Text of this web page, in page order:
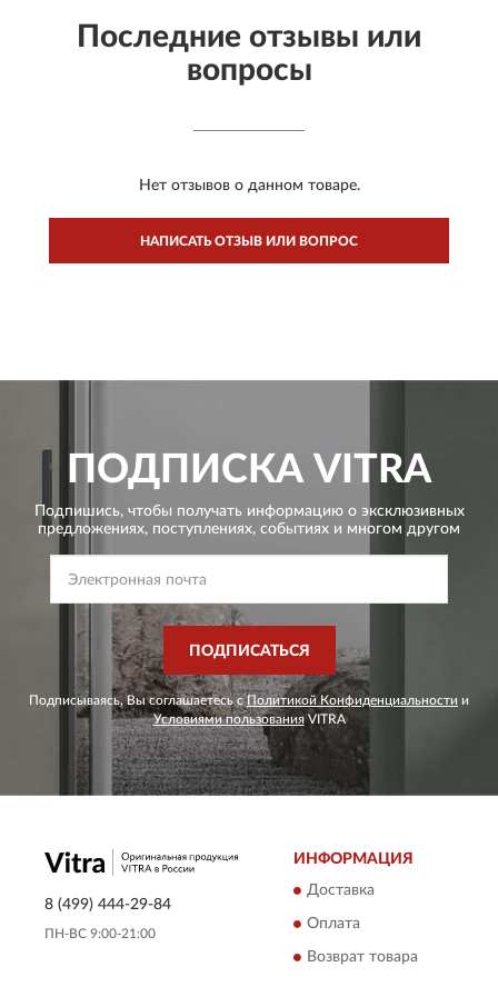
Последние отзывы или
вопросы
Нет отзывов о данном товаре.
НАПИСАТЬ ОТЗЫВ ИЛИ ВОПРОС
ПОДПИСКАVITRA
Подпишись, чтобы получать информацию о эксклюзивных
предложениях, поступлениях, событиях и многом другом
ПОДПИСАТЬСЯ
Подписываясь, Вы соглашаетесь сПолитикой Конфиденциальности и
Условиями пользованияVITRA
8 (499) 444-29-84
ПН-ВС 9:00-21:00
ИНФОРМАЦИЯ
Доставка
Оплата
Возврат товара